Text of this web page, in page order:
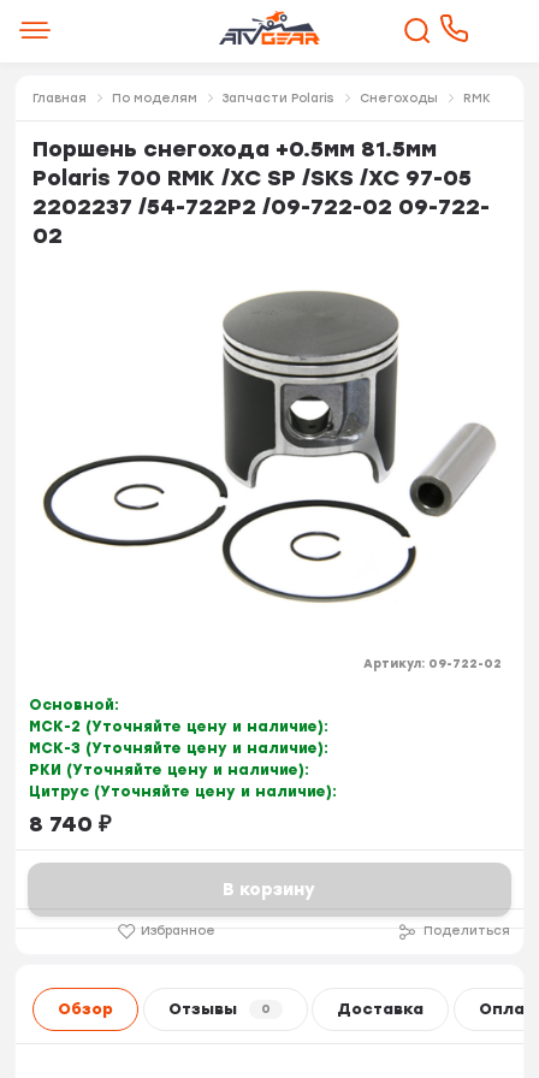
Главная По моделям Запчасти Polaris Снегоходы RMK
Поршень снегохода +0.5мм 81.5мм
Polaris 700 RMK /XC SP /SKS /XC 97-05
2202237 /54-722P2 /09-722-02 09-722-
02
Артикул: 09-722-02
Основной:
МСК-2 (Уточняйте цену и наличие):
МСК-3 (Уточняйте цену и наличие):
РКИ (Уточняйте цену и наличие):
Цитрус (Уточняйте цену и наличие):
8 740 ₽
В корзину
Избранное Поделиться
Обзор Отзывы 0 Доставка